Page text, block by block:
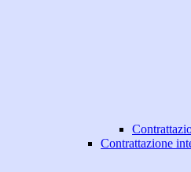
Contrattazione